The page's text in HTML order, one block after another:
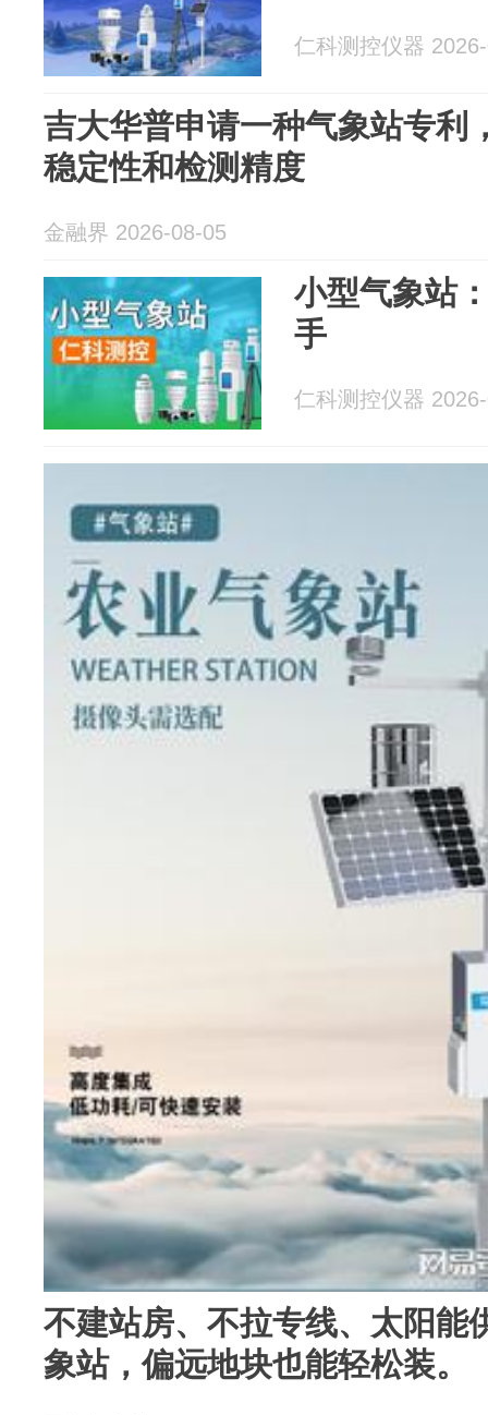
仁科测控仪器
吉大华普申请一种气象站专利
稳定性和检测精度
金融界 2026-08-05
小型气象站
手
仁科测控仪器
不建站房、不拉专线、太阳
象站，偏远地块也能轻松装。